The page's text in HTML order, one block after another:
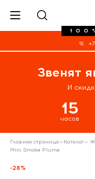
Звенят
И
15
часов
Главная страница— Каталог—
Mini Smoke Plume
-28%